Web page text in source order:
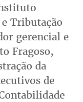
Tributação
gerencial e
Fragoso,
da
de